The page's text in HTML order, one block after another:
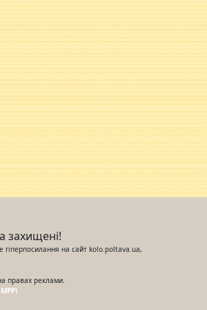
захищені!
гіперпосилання на сайт kolo.poltava.ua,
правах реклами.